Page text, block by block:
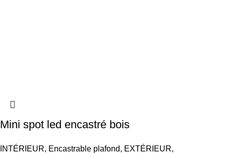
Mini spot led encastré bois
INTÉRIEUR, Encastrable plafond, EXTÉRIEUR,